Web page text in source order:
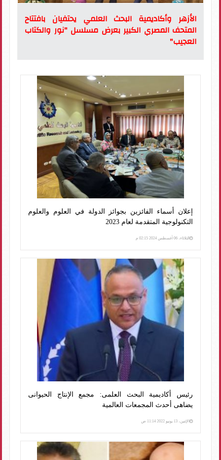
الأزهر وأكاديمية البحث العلمي يحتفيان بافتتاح
المتحف المصري الكبير بعرض مسلسل "نور والكتاب
العجيب"
إعلان أسماء الفائزين بجوائز الدولة في العلوم والعلوم
التكنولوجية المتقدمة لعام 2023
الثلاثاء، 06 أغسطس 2024 02:15 م
رئيس أكاديمية البحث العلمى: مجمع الإنتاج الحيوانى
يضاهى أحدث المجمعات العالمية
الإثنين، 13 يونيو 2022 11:14 ص